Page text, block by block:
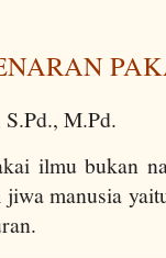
M.Pd.
ilmu bukan
manusia